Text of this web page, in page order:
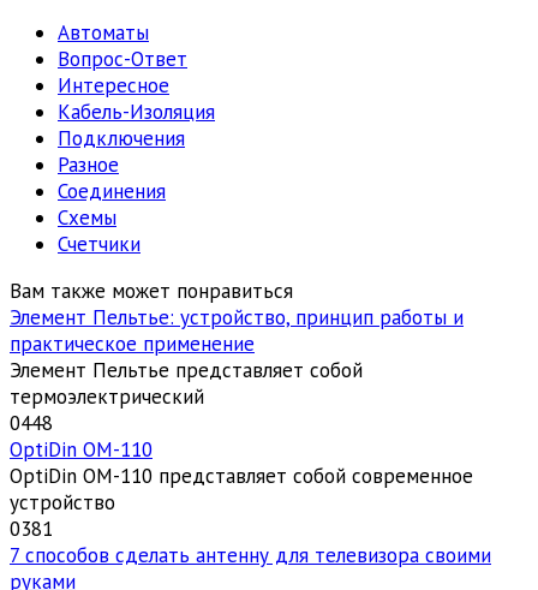
Автоматы
Вопрос-Ответ
Интересное
Кабель-Изоляция
Подключения
Разное
Соединения
Схемы
Счетчики
Вам также может понравиться
Элемент Пельтье: устройство, принцип работы и
практическое применение
Элемент Пельтье представляет собой
термоэлектрический
0448
OptiDin ОМ-110
OptiDin ОМ-110 представляет собой современное
устройство
0381
7 способов сделать антенну для телевизора своими
руками